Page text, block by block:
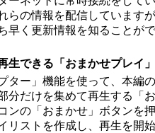
らの情報を配信しています
早く更新情報を知ることが
生できる「おまかせプレイ」
ター」機能を使って、本編
分だけを集めて再生する「
ンの「おまかせ」ボタンを
リストを作成し、再生を開